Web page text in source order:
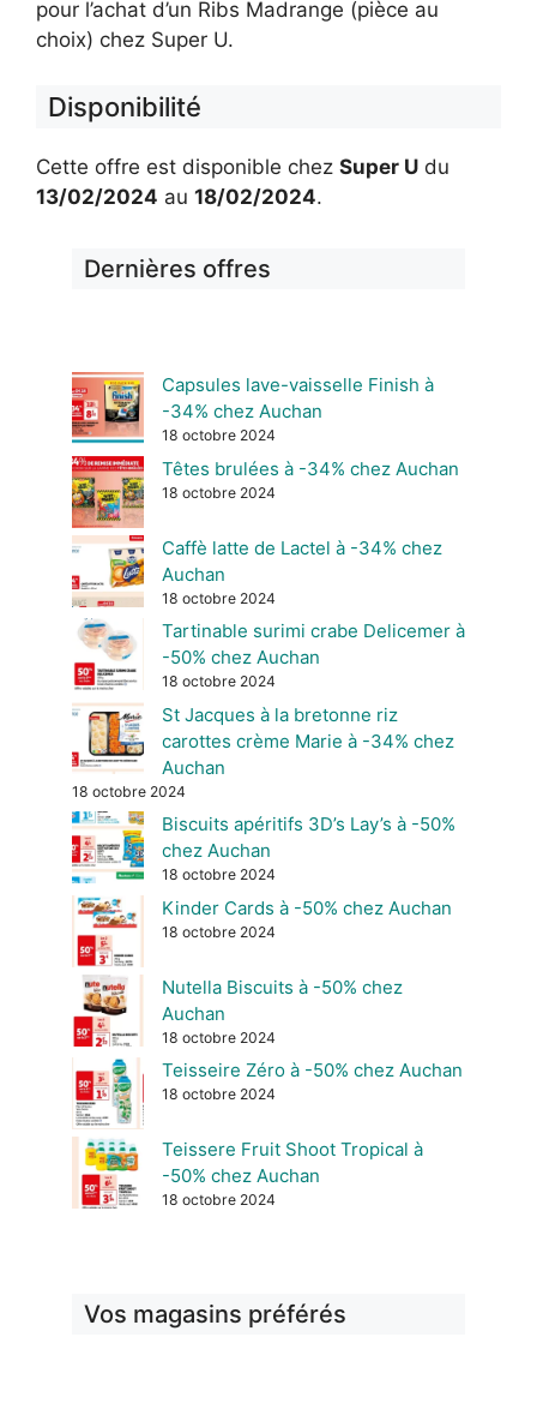
pour l’achat d’un Ribs Madrange (pièce au
choix) chez Super U.
Disponibilité
Cette offre est disponible chez Super U du
13/02/2024 au 18/02/2024.
Dernières offres
Capsules lave-vaisselle Finish à
-34% chez Auchan
18 octobre 2024
Têtes brulées à -34% chez Auchan
18 octobre 2024
Caffè latte de Lactel à -34% chez
Auchan
18 octobre 2024
Tartinable surimi crabe Delicemer à
-50% chez Auchan
18 octobre 2024
St Jacques à la bretonne riz
carottes crème Marie à -34% chez
Auchan
18 octobre 2024
Biscuits apéritifs 3D’s Lay’s à -50%
chez Auchan
18 octobre 2024
Kinder Cards à -50% chez Auchan
18 octobre 2024
Nutella Biscuits à -50% chez
Auchan
18 octobre 2024
Teisseire Zéro à -50% chez Auchan
18 octobre 2024
Teissere Fruit Shoot Tropical à
-50% chez Auchan
18 octobre 2024
Vos magasins préférés